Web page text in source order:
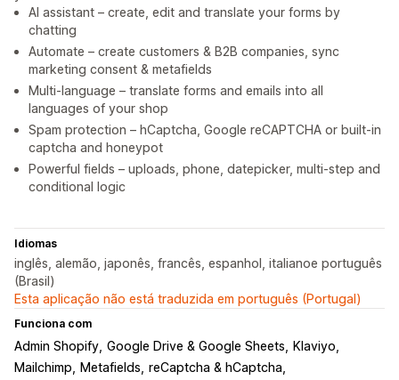
AI assistant – create, edit and translate your forms by
chatting
Automate – create customers & B2B companies, sync
marketing consent & metafields
Multi-language – translate forms and emails into all
languages of your shop
Spam protection – hCaptcha, Google reCAPTCHA or built-in
captcha and honeypot
Powerful fields – uploads, phone, datepicker, multi-step and
conditional logic
Idiomas
inglês, alemão, japonês, francês, espanhol, italianoe português
(Brasil)
Esta aplicação não está traduzida em português (Portugal)
Funciona com
Admin Shopify Google Drive & Google Sheets
Klaviyo
Mailchimp
Metafields reCaptcha & hCaptcha